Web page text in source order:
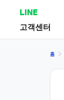
LINE
고객센터
홈